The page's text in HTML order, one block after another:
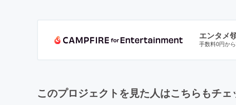
エンタメ
手数料0円か
このプロジェクトを見た人はこちらもチ